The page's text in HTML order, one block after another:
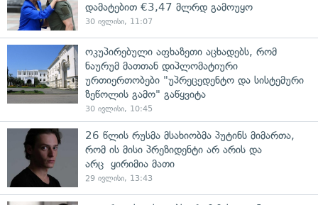
დამატებით €3,47 მლრდ გამოუყო
30 ივლისი, 11:07
ოკუპირებული აფხაზეთი აცხადებს, რომ
ნაურუმ მათთან დიპლომატიური
ურთიერთობები "უპრეცედენტო და სისტემური
ზეწოლის გამო" გაწყვიტა
30 ივლისი, 10:45
26 წლის რუსმა მსახიობმა პუტინს მიმართა,
რომ ის მისი პრეზიდენტი არ არის და
არც ყირიმია მათი
29 ივლისი, 13:43